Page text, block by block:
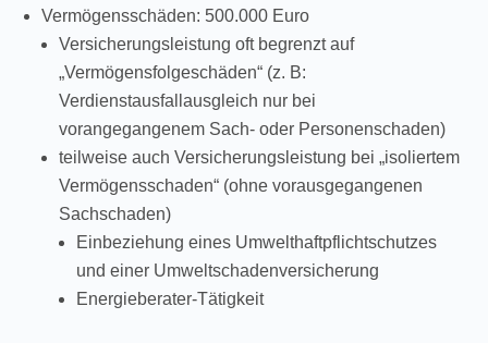
Vermögensschäden: 500.000 Euro
Versicherungsleistung oft begrenzt auf
„Vermögensfolgeschäden“ (z. B:
Verdienstausfallausgleich nur bei
vorangegangenem Sach- oder Personenschaden)
teilweise auch Versicherungsleistung bei „isoliertem
Vermögensschaden“ (ohne vorausgegangenen
Sachschaden)
Einbeziehung eines Umwelthaftpflichtschutzes
und einer Umweltschadenversicherung
Energieberater-Tätigkeit